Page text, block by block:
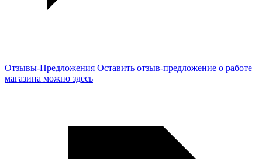
Отзывы-Предложения Оставить отзыв-предложение о работе
магазина можно здесь